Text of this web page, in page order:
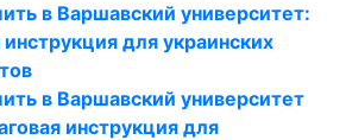
в Варшавский университет:
для украинских
в Варшавский университет
инструкция для